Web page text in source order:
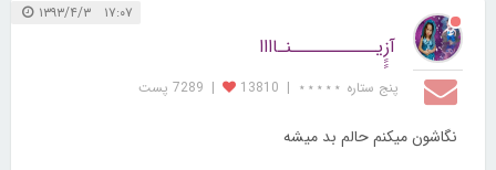
۱۷:۰۷ ۱۳۹۳/۴/۳
آزِِِِیـــــــــــنـاااا
پنج ستاره ⋆⋆⋆⋆⋆ |
13810
| 7289 پست
نگاشون میکنم حالم بد میشه